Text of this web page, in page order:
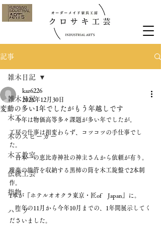
記事
雑木日記
木工
木のスピーカー
木工教室
伝統工芸
指物
ハープ
雑木日記
変動の多い1年でしたがもう年越しです
kaz6226
2025年12月30日
今年は物価高等多々課題が多い年でしたが。
工房の仕事は相変わらず、コツコツの手仕事でし
た。
日本一の恵比寿神社の神主さんから依頼が有り。
雅楽の能管を収納する黒柿の筒を木工旋盤で2本制
作。
1本が『ホテルオオクラ東京・匠of　Japan』に。
昨年の11月から今年10月までの、1年間展示してく
ださいました。